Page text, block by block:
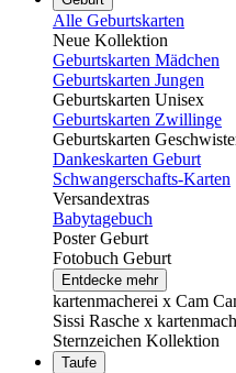
Alle Geburtskarten
Neue Kollektion
Geburtskarten Mädchen
Geburtskarten Jungen
Geburtskarten Unisex
Geburtskarten Zwillinge
Geburtskarten
Dankeskarten Geburt
Schwangerschafts-Karten
Versandextras
Babytagebuch
Poster Geburt
Fotobuch Geburt
Entdecke mehr
kartenmacherei x Cam
Sissi Rasche x
Sternzeichen Kollektion
Taufe